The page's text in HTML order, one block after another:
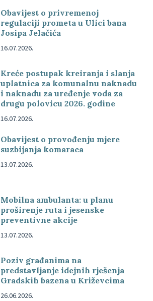
Obavijest o privremenoj
regulaciji prometa u Ulici bana
Josipa Jelačića
16.07.2026.
Kreće postupak kreiranja i slanja
uplatnica za komunalnu naknadu
i naknadu za uređenje voda za
drugu polovicu 2026. godine
16.07.2026.
Obavijest o provođenju mjere
suzbijanja komaraca
13.07.2026.
Mobilna ambulanta: u planu
proširenje ruta i jesenske
preventivne akcije
13.07.2026.
Poziv građanima na
predstavljanje idejnih rješenja
Gradskih bazena u Križevcima
26.06.2026.